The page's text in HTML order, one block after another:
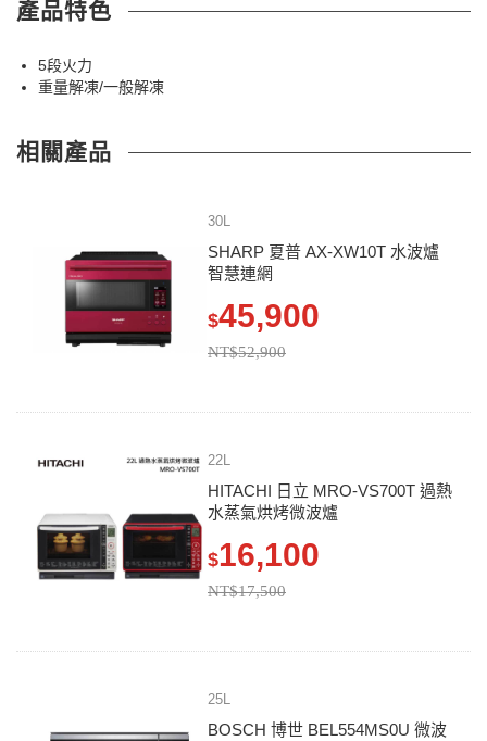
產品特色
5段火力
重量解凍/一般解凍
相關產品
30L
SHARP 夏普 AX-XW10T 水波爐
智慧連網
$45,900
NT$52,900
22L
HITACHI 日立 MRO-VS700T 過熱
水蒸氣烘烤微波爐
$16,100
NT$17,500
25L
BOSCH 博世 BEL554MS0U 微波